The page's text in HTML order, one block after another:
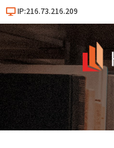
IP:216.73.216.209